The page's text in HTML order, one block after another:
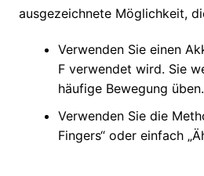
ausgezeichnete Möglichkeit,
Verwenden Sie einen
F verwendet wird. Sie
häufige Bewegung üben.
Verwenden Sie die
Fingers“ oder einfach